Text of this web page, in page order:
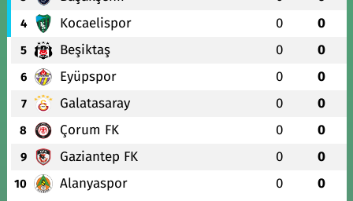
4 Kocaelispor 0 0
5 Beşiktaş 0 0
6 Eyüpspor 0 0
7 Galatasaray 0 0
8 Çorum FK 0 0
9 Gaziantep FK 0 0
10 Alanyaspor 0 0